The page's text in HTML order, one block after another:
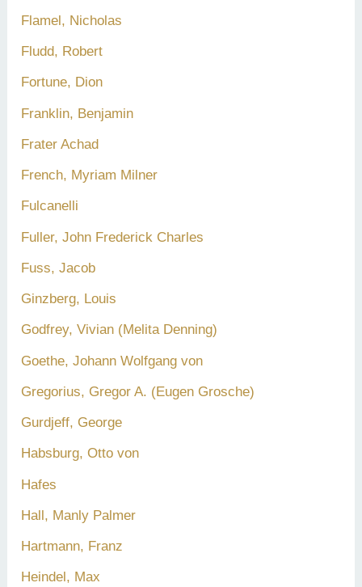
Flamel, Nicholas
Fludd, Robert
Fortune, Dion
Franklin, Benjamin
Frater Achad
French, Myriam Milner
Fulcanelli
Fuller, John Frederick Charles
Fuss, Jacob
Ginzberg, Louis
Godfrey, Vivian (Melita Denning)
Goethe, Johann Wolfgang von
Gregorius, Gregor A. (Eugen Grosche)
Gurdjeff, George
Habsburg, Otto von
Hafes
Hall, Manly Palmer
Hartmann, Franz
Heindel, Max